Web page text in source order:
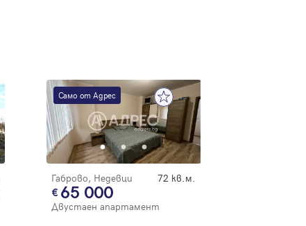
Само от Адрес
Габрово, Недевци 72 кв.м.
65 000
Двустаен апартамент